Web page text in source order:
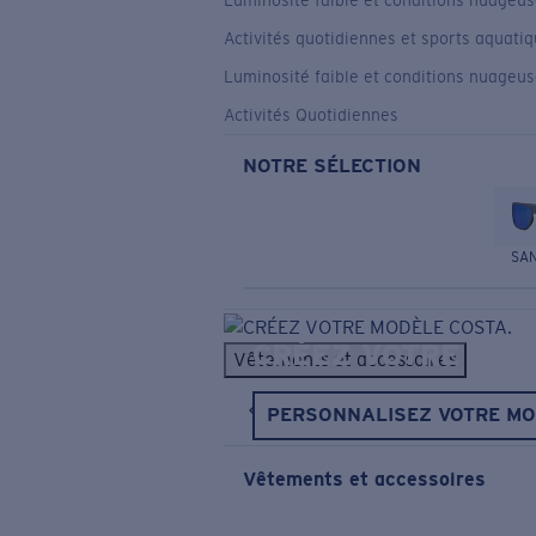
Activités quotidiennes et sports
Luminosité faible et conditions
Activités Quotidiennes
NOTRE SÉLECTION
CRÉEZ VOTRE
PERSONNALISEZ VOTRE
Vêtements et accessoires
Vêtements et accessoires